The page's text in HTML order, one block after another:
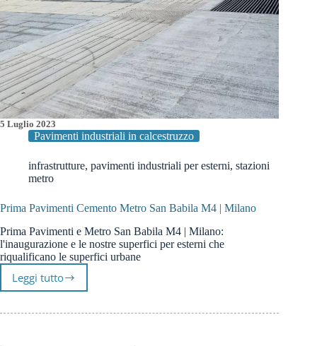
5 Luglio 2023
Pavimenti industriali in calcestruzzo
infrastrutture, pavimenti industriali per esterni, stazioni
metro
Prima Pavimenti Cemento Metro San Babila M4 | Milano
Prima Pavimenti e Metro San Babila M4 | Milano:
l'inaugurazione e le nostre superfici per esterni che
riqualificano le superfici urbane
Leggi tutto
Prima
Cemento